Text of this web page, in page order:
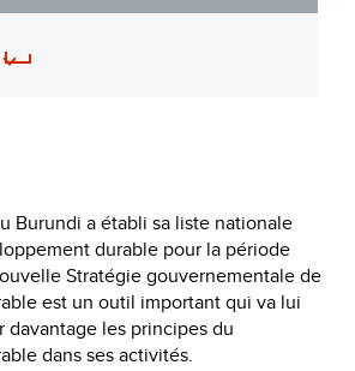
Burundi a établi sa liste nationale
durable pour la période
Stratégie gouvernementale de
est un outil important qui va lui
davantage les principes du
dans ses activités.